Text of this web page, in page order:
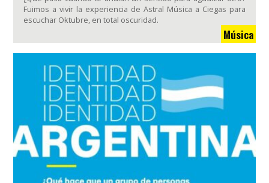
Fuimos a vivir la experiencia de Astral Música a Ciegas para
escuchar Oktubre, en total oscuridad.
Música